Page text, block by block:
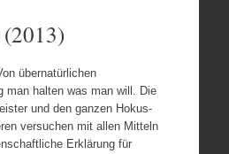
übernatürlichen
man halten was man will. Die
und den ganzen Hokus-
versuchen mit allen Mitteln
Erklärung für